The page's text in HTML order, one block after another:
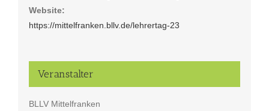
Website:
https://mittelfranken.bllv.de/lehrertag-23
Veranstalter
BLLV Mittelfranken